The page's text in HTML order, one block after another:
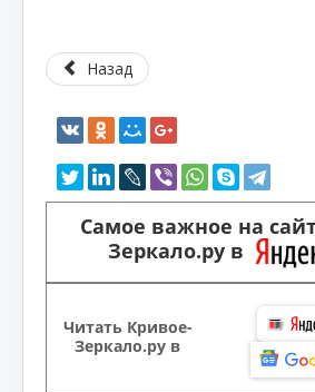
Назад
Самое важное на
Зеркало.ру в
Читать Кривое-
Зеркало.ру в